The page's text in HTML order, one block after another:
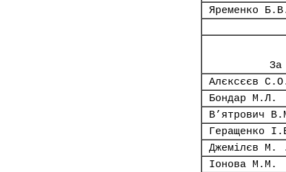
Яременко
За
Алєксєєв
Бондар М.Л.
В’ятрович
Геращенко
Джемілєв М.
Іонова М.М.